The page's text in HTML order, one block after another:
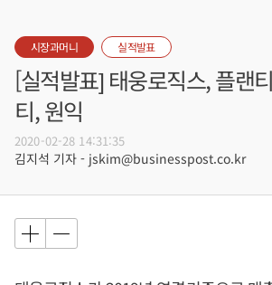
시장과머니 실적발표
[실적발표] 태웅로직스, 플랜
티, 원익
2020-02-28 14:31:35
김지석 기자 - jskim@businesspost.co.kr